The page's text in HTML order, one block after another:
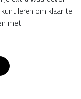
leren om klaar te
met